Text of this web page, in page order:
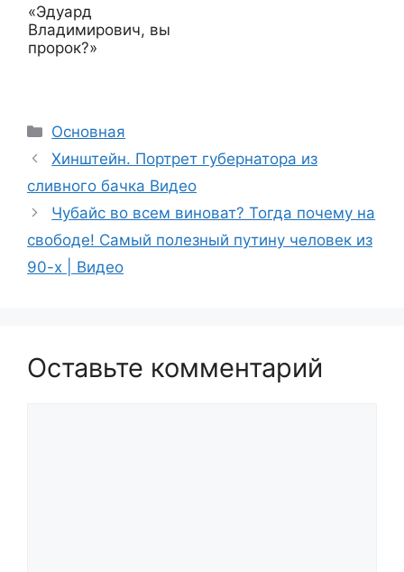
«Эдуард
Владимирович, вы
пророк?»
Рубрики
Основная
Хинштейн. Портрет губернатора из
сливного бачка Видео
Чубайс во всем виноват? Тогда почему на
свободе! Самый полезный путину человек из
90-х | Видео
Оставьте комментарий